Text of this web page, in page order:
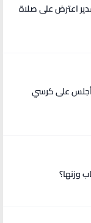
اعترض على صلاة
أجلس على كرسي